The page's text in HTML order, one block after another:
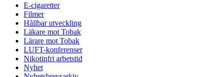
E-cigaretter
Filmer
Hållbar utveckling
Läkare mot Tobak
Lärare mot Tobak
LUFT-konferenser
Nikotinfri arbetstid
Nyhet